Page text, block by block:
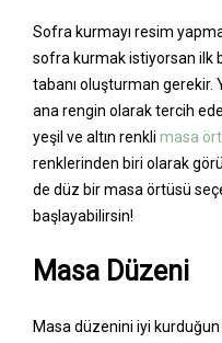
Sofra kurmayı resim
sofra kurmak istiyorsan ilk
tabanı oluşturman gerekir.
ana rengin olarak tercih
yeşil ve altın renkli masa
renklerinden biri olarak
de düz bir masa örtüsü
başlayabilirsin!
Masa Düzeni
Masa düzenini iyi kurduğun